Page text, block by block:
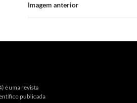
Imagem anterior
é uma revista
publicada